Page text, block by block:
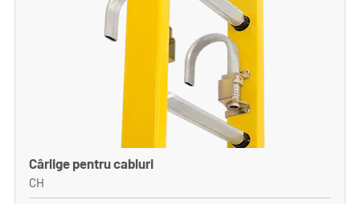
Cârlige pentru cabluri
CH